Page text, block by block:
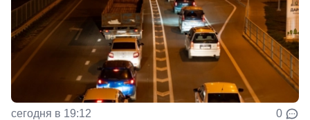
сегодня в 19:12 0